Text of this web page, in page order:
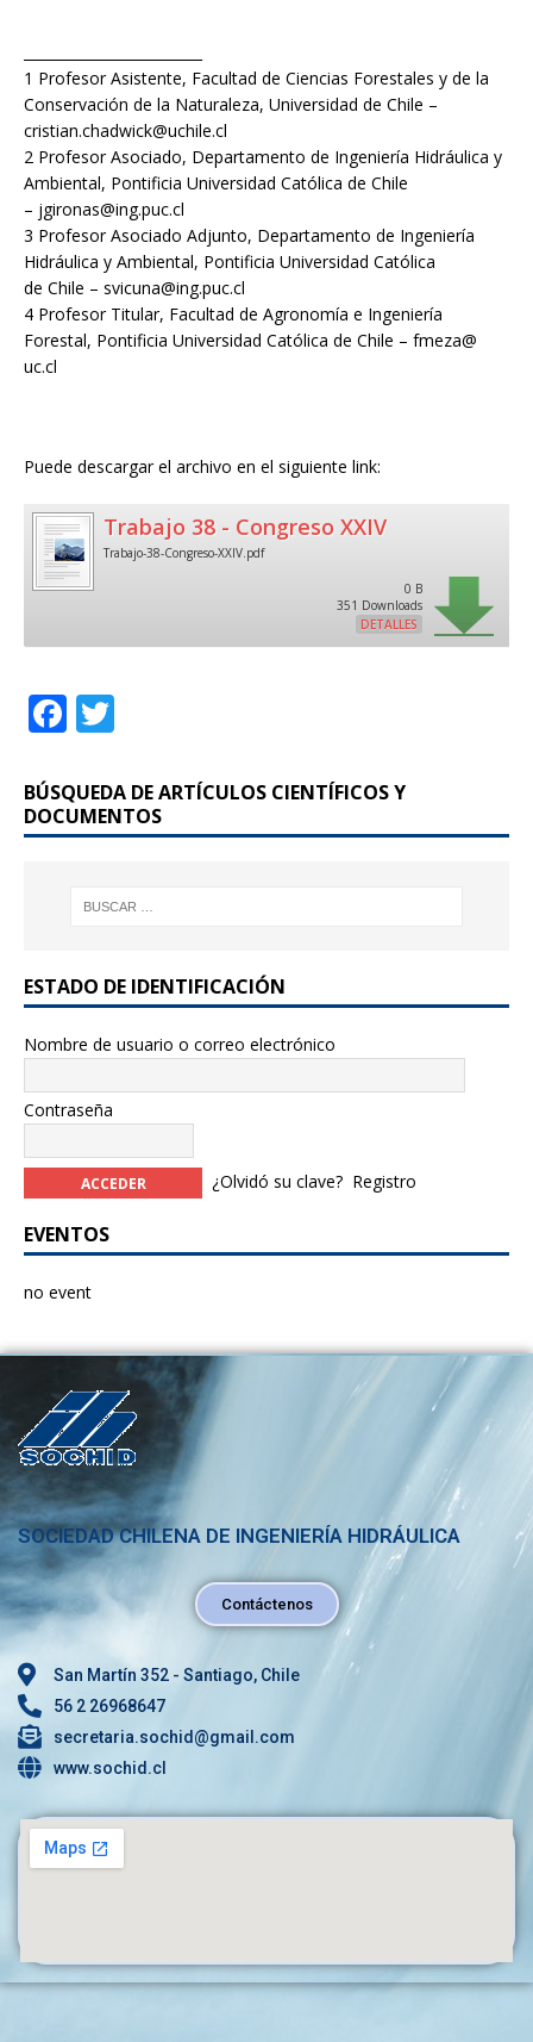
1 Profesor Asistente, Facultad de Ciencias Forestales y de la
Conservación de la Naturaleza, Universidad de Chile –
cristian.chadwick@uchile.cl
2 Profesor Asociado, Departamento de Ingeniería Hidráulica y
Ambiental, Pontificia Universidad Católica de Chile
– jgironas@ing.puc.cl
3 Profesor Asociado Adjunto, Departamento de Ingeniería
Hidráulica y Ambiental, Pontificia Universidad Católica
de Chile – svicuna@ing.puc.cl
4 Profesor Titular, Facultad de Agronomía e Ingeniería
Forestal, Pontificia Universidad Católica de Chile – fmeza@
uc.cl
Puede descargar el archivo en el siguiente link:
Trabajo 38 - Congreso XXIV
Trabajo-38-Congreso-XXIV.pdf
0 B
351 Downloads
DETALLES
F
c
e
o
k
it
te
BÚSQUEDA DE ARTÍCULOS CIENTÍFICOS Y
DOCUMENTOS
ESTADO DE IDENTIFICACIÓN
Nombre de usuario o correo electrónico
Contraseña
¿Olvidó su clave? Registro
EVENTOS
no event
SOCIEDAD CHILENA DE INGENIERÍA HIDRÁULICA
Contáctenos
San Martín 352 - Santiago, Chile
56 2 26968647
secretaria.sochid@gmail.com
www.sochid.cl